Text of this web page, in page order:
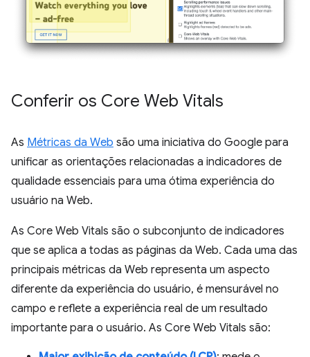
Conferir os Core Web Vitals
As Métricas da Web são uma iniciativa do Google para
unificar as orientações relacionadas a indicadores de
qualidade essenciais para uma ótima experiência do
usuário na Web.
As Core Web Vitals são o subconjunto de indicadores
que se aplica a todas as páginas da Web. Cada uma das
principais métricas da Web representa um aspecto
diferente da experiência do usuário, é mensurável no
campo e reflete a experiência real de um resultado
importante para o usuário. As Core Web Vitals são: